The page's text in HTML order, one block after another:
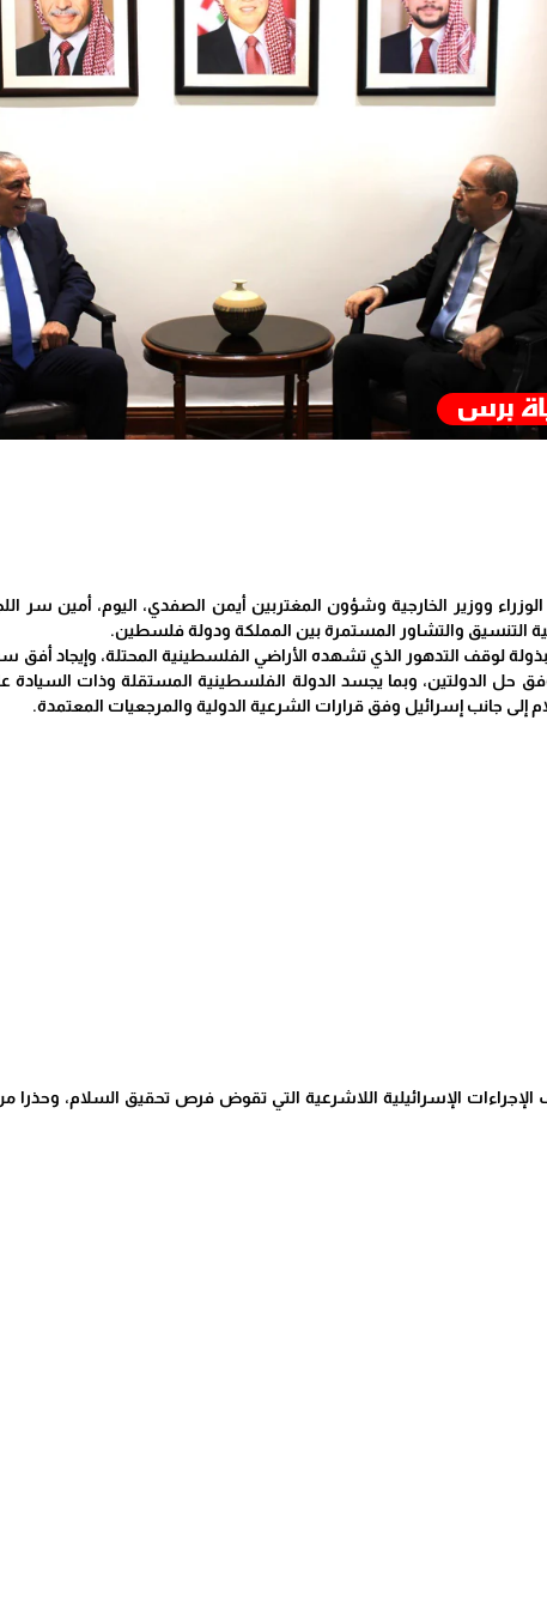
ووزير الخارجية وشؤون المغتربين أيمن الصفدي، اليوم، أمين سر
التنسيق والتشاور المستمرة بين المملكة ودولة فلسطين.
لوقف التدهور الذي تشهده الأراضي الفلسطينية المحتلة، وإيجاد
جانب إسرائيل وفق قرارات الشرعية الدولية والمرجعيات المعتمدة.
الإسرائيلية اللاشرعية التي تقوض فرص تحقيق السلام،